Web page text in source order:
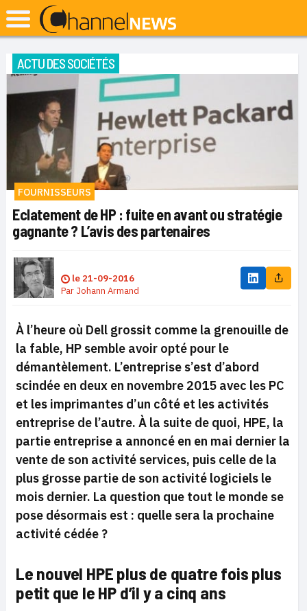
ACTU DES SOCIÉTÉS
FOURNISSEURS
Eclatement de HP : fuite en avant ou stratégie
gagnante ? L’avis des partenaires
le 21-09-2016
Par Johann Armand
À l’heure où Dell grossit comme la grenouille de
la fable, HP semble avoir opté pour le
démantèlement. L’entreprise s’est d’abord
scindée en deux en novembre 2015 avec les PC
et les imprimantes d’un côté et les activités
entreprise de l’autre. À la suite de quoi, HPE, la
partie entreprise a annoncé en en mai dernier la
vente de son activité services, puis celle de la
plus grosse partie de son activité logiciels le
mois dernier. La question que tout le monde se
pose désormais est : quelle sera la prochaine
activité cédée ?
Le nouvel HPE plus de quatre fois plus
petit que le HP d’il y a cinq ans